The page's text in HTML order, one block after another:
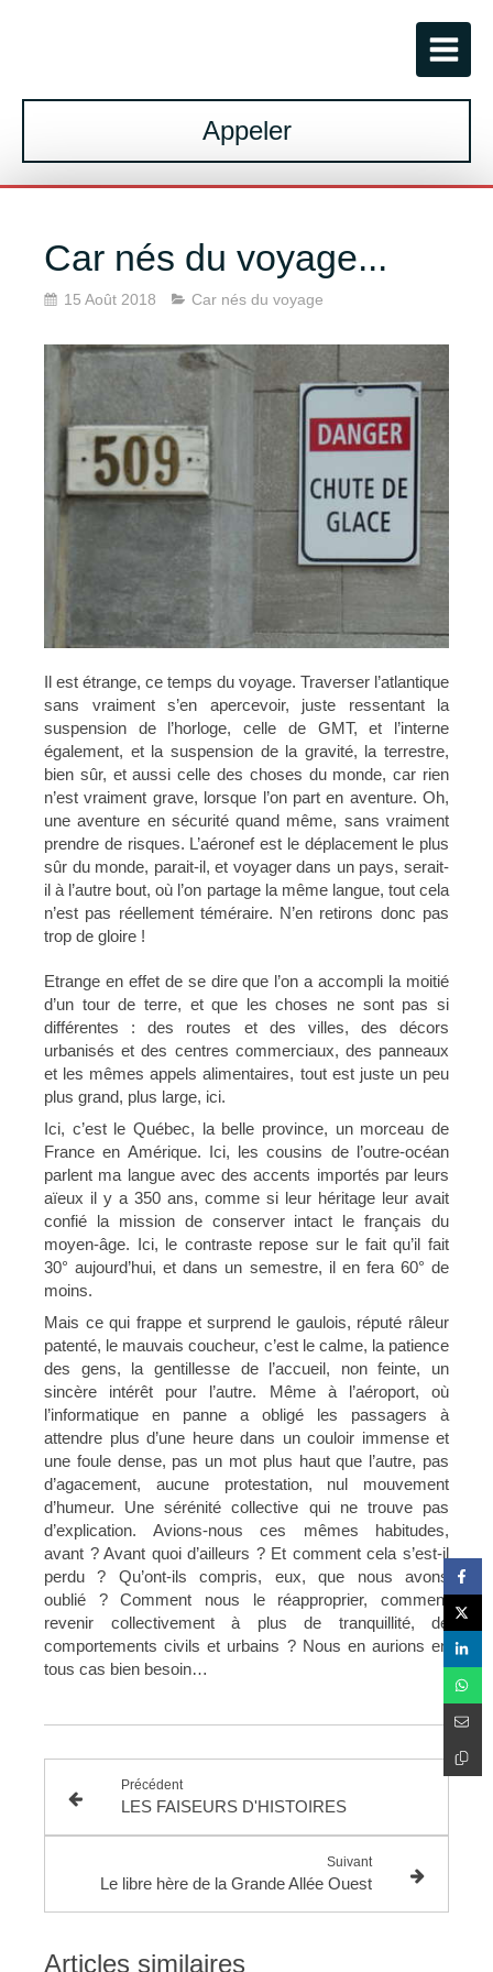
Appeler
Car nés du voyage...
15 Août 2018 Car nés du voyage
Il est étrange, ce temps du voyage. Traverser l’atlantique
sans vraiment s’en apercevoir, juste ressentant la
suspension de l’horloge, celle de GMT, et l’interne
également, et la suspension de la gravité, la terrestre,
bien sûr, et aussi celle des choses du monde, car rien
n’est vraiment grave, lorsque l’on part en aventure. Oh,
une aventure en sécurité quand même, sans vraiment
prendre de risques. L’aéronef est le déplacement le plus
sûr du monde, parait-il, et voyager dans un pays, serait-
il à l’autre bout, où l’on partage la même langue, tout cela
n’est pas réellement téméraire. N’en retirons donc pas
trop de gloire !
Etrange en effet de se dire que l’on a accompli la moitié
d’un tour de terre, et que les choses ne sont pas si
différentes : des routes et des villes, des décors
urbanisés et des centres commerciaux, des panneaux
et les mêmes appels alimentaires, tout est juste un peu
plus grand, plus large, ici.
Ici, c’est le Québec, la belle province, un morceau de
France en Amérique. Ici, les cousins de l’outre-océan
parlent ma langue avec des accents importés par leurs
aïeux il y a 350 ans, comme si leur héritage leur avait
confié la mission de conserver intact le français du
moyen-âge. Ici, le contraste repose sur le fait qu’il fait
30° aujourd’hui, et dans un semestre, il en fera 60° de
moins.
Mais ce qui frappe et surprend le gaulois, réputé râleur
patenté, le mauvais coucheur, c’est le calme, la patience
des gens, la gentillesse de l’accueil, non feinte, un
sincère intérêt pour l’autre. Même à l’aéroport, où
l’informatique en panne a obligé les passagers à
attendre plus d’une heure dans un couloir immense et
une foule dense, pas un mot plus haut que l’autre, pas
d’agacement, aucune protestation, nul mouvement
d’humeur. Une sérénité collective qui ne trouve pas
d’explication. Avions-nous ces mêmes habitudes,
avant ? Avant quoi d’ailleurs ? Et comment cela s’est-il
perdu ? Qu’ont-ils compris, eux, que nous avons
oublié ? Comment nous le réapproprier, comment
revenir collectivement à plus de tranquillité, de
comportements civils et urbains ? Nous en aurions en
tous cas bien besoin…
Précédent
LES FAISEURS D'HISTOIRES
Suivant
Le libre hère de la Grande Allée Ouest
Articles similaires